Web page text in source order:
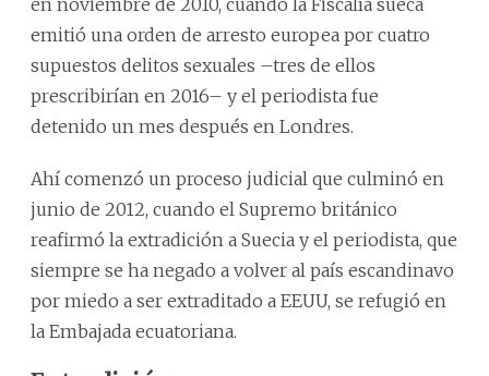
emitió una orden de arresto europea por cuatro
supuestos delitos sexuales –tres de ellos
prescribirían en 2016– y el periodista fue
detenido un mes después en Londres.
Ahí comenzó un proceso judicial que culminó en
junio de 2012, cuando el Supremo británico
reafirmó la extradición a Suecia y el periodista, que
siempre se ha negado a volver al país escandinavo
por miedo a ser extraditado a EEUU, se refugió en
la Embajada ecuatoriana.